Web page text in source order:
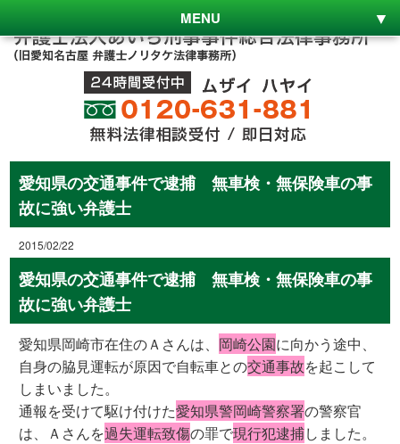
MENU
愛知県の交通事件で逮捕 無車検・無保険車の事
故に強い弁護士
2015/02/22
愛知県の交通事件で逮捕 無車検・無保険車の事
故に強い弁護士
愛知県岡崎市在住のＡさんは、 岡崎公園に向かう途中、
自身の脇見運転が原因で自転車との交通事故を起こして
しまいました。
通報を受けて駆け付けた愛知県警岡崎警察署の警察官
は、Ａさんを過失運転致傷の罪で現行犯逮捕しました。